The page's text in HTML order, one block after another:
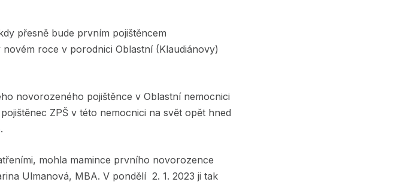
přesně bude prvním pojištěncem
roce v porodnici Oblastní (Klaudiánovy)
novorozeného pojištěnce v Oblastní nemocnici
ZPŠ v této nemocnici na svět opět hned
mohla mamince prvního novorozence
Ulmanová, MBA. V pondělí 2. 1. 2023 ji tak